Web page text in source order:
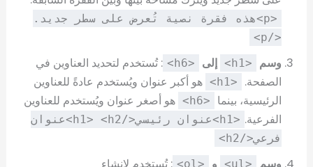
<p>هذه فقرة نصية تُعرض على سطر جديد.
</p>
وسم <h1> إلى <h6>
: تُستخدم لتحديد العناوين في
الصفحة.
<h1>
هو أكبر عنوان ويُستخدم عادةً للعناوين
الرئيسية، بينما
<h6>
هو أصغر عنوان ويُستخدم للعناوين
الفرعية.
<h1>عنوان رئيسي</h1> <h2>عنوان
فرعي</h2>
وسم <ul> و <ol>
: تُستخدم لإنشاء